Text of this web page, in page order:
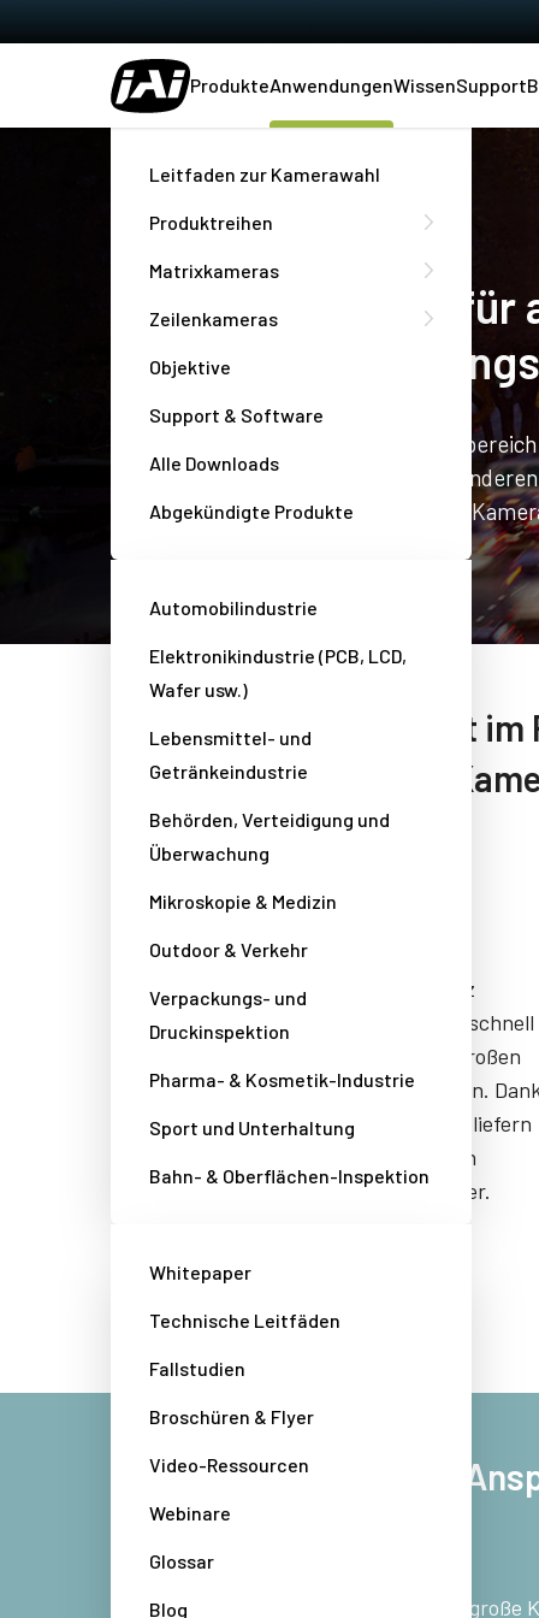
ProdukteAnwendungenWissenSupport
Leitfaden zur Kamerawahl
Produktreihen
Matrixkameras
Zeilenkameras
Objektive
Support & Software
Alle Downloads
Abgekündigte Produkte
Automobilindustrie
Elektronikindustrie (PCB, LCD,
Wafer usw.)
Lebensmittel- und
Getränkeindustrie
Behörden, Verteidigung und
Überwachung
Mikroskopie & Medizin
Outdoor & Verkehr
Verpackungs- und
Druckinspektion
Pharma- & Kosmetik-Industrie
Sport und Unterhaltung
Bahn- & Oberflächen-Inspektion
Whitepaper
Technische Leitfäden
Fallstudien
Broschüren & Flyer
Video-Ressourcen
Webinare
Glossar
Blog
Kameras von JAI
Outdoor-
Bildgebende Systeme für den
Luftaufnahmen, Überwachung und
Herausforderungen gerecht werden.
Die Welt
Automatische Anpassung an
Im Gegensatz zum industriellen Einsatz
müssen Kameras im Außenbereich mit schnell
wechselnden Lichtverhältnissen und großen
Kontrastunterschieden zurechtkommen.
der automatische Helligkeitssteuerung liefern
Kameras von JAI auch bei dynamischen
Lichtverhältnissen hervorragende Bilder.
Konzipiert für höchste
und draußen
Schnell wechselnde Lichtverhältnisse, große